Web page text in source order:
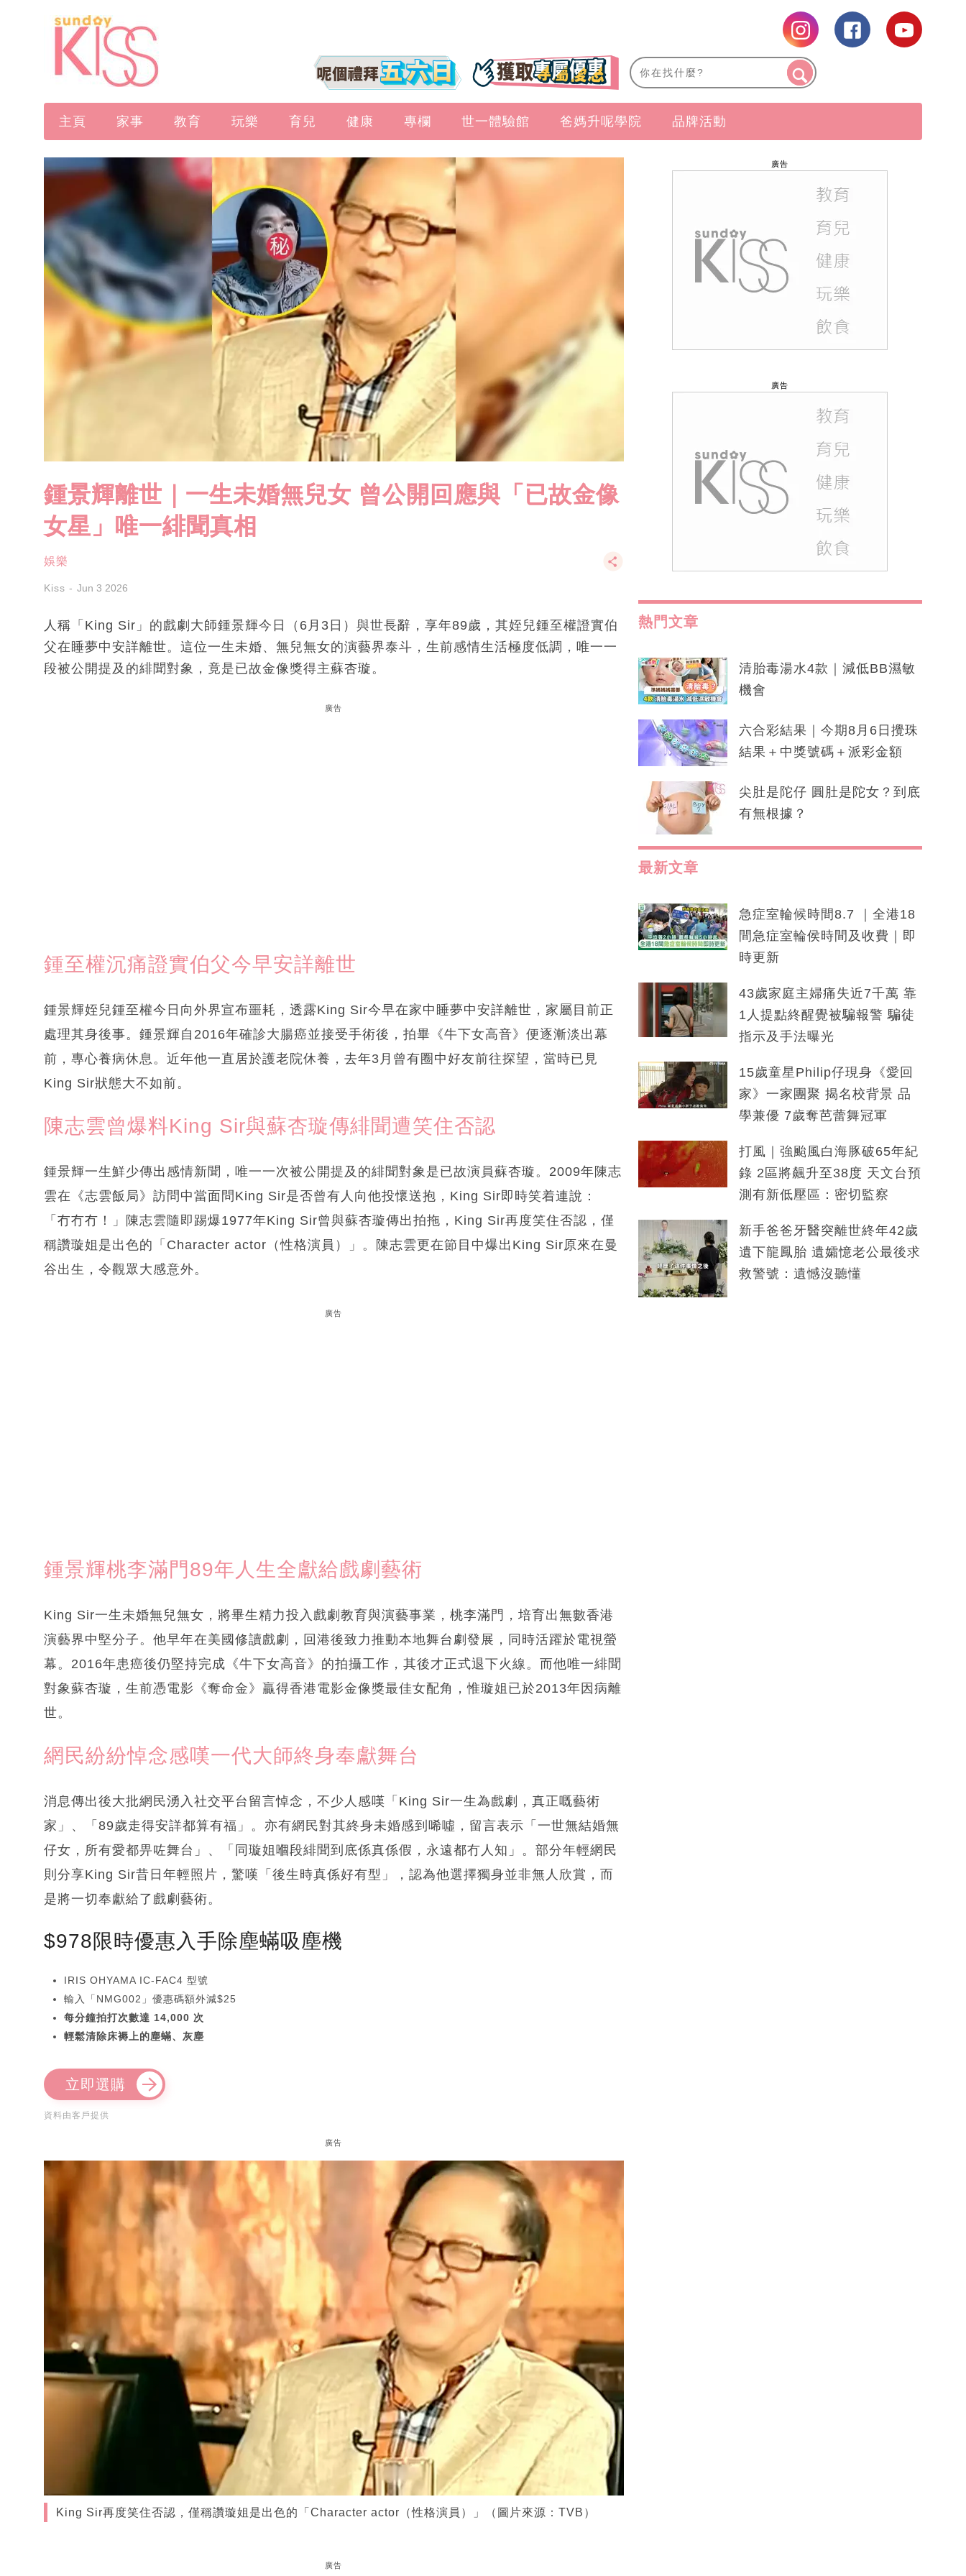
主頁 家事 教育 玩樂 育兒 健康 專欄 世一體驗館 爸媽升呢學院 品牌活動
鍾景輝離世｜一生未婚無兒女 曾公開回應與「已故金像
女星」唯一緋聞真相
娛樂
Kiss Jun 3 2026
人稱「King Sir」的戲劇大師鍾景輝今日（6月3日）與世長辭，享年89歲，其姪兒鍾至權證實伯
父在睡夢中安詳離世。這位一生未婚、無兒無女的演藝界泰斗，生前感情生活極度低調，唯一一
段被公開提及的緋聞對象，竟是已故金像獎得主蘇杏璇。
廣告
鍾至權沉痛證實伯父今早安詳離世
鍾景輝姪兒鍾至權今日向外界宣布噩耗，透露King Sir今早在家中睡夢中安詳離世，家屬目前正
處理其身後事。鍾景輝自2016年確診大腸癌並接受手術後，拍畢《牛下女高音》便逐漸淡出幕
前，專心養病休息。近年他一直居於護老院休養，去年3月曾有圈中好友前往探望，當時已見
King Sir狀態大不如前。
陳志雲曾爆料King Sir與蘇杏璇傳緋聞遭笑住否認
鍾景輝一生鮮少傳出感情新聞，唯一一次被公開提及的緋聞對象是已故演員蘇杏璇。2009年陳志
雲在《志雲飯局》訪問中當面問King Sir是否曾有人向他投懷送抱，King Sir即時笑着連說：
「冇冇冇！」陳志雲隨即踢爆1977年King Sir曾與蘇杏璇傳出拍拖，King Sir再度笑住否認，僅
稱讚璇姐是出色的「Character actor（性格演員）」。陳志雲更在節目中爆出King Sir原來在曼
谷出生，令觀眾大感意外。
廣告
鍾景輝桃李滿門89年人生全獻給戲劇藝術
King Sir一生未婚無兒無女，將畢生精力投入戲劇教育與演藝事業，桃李滿門，培育出無數香港
演藝界中堅分子。他早年在美國修讀戲劇，回港後致力推動本地舞台劇發展，同時活躍於電視螢
幕。2016年患癌後仍堅持完成《牛下女高音》的拍攝工作，其後才正式退下火線。而他唯一緋聞
對象蘇杏璇，生前憑電影《奪命金》贏得香港電影金像獎最佳女配角，惟璇姐已於2013年因病離
世。
網民紛紛悼念感嘆一代大師終身奉獻舞台
消息傳出後大批網民湧入社交平台留言悼念，不少人感嘆「King Sir一生為戲劇，真正嘅藝術
家」、「89歲走得安詳都算有福」。亦有網民對其終身未婚感到唏噓，留言表示「一世無結婚無
仔女，所有愛都畀咗舞台」、「同璇姐嗰段緋聞到底係真係假，永遠都冇人知」。部分年輕網民
則分享King Sir昔日年輕照片，驚嘆「後生時真係好有型」，認為他選擇獨身並非無人欣賞，而
是將一切奉獻給了戲劇藝術。
$978限時優惠入手除塵蟎吸塵機
IRIS OHYAMA IC-FAC4 型號
輸入「NMG002」優惠碼額外減$25
每分鐘拍打次數達 14,000 次
輕鬆清除床褥上的塵蟎、灰塵
立即選購
資料由客戶提供
廣告
King Sir再度笑住否認，僅稱讚璇姐是出色的「Character actor（性格演員）」（圖片來源：TVB）
廣告
廣告
廣告
熱門文章
清胎毒湯水4款｜減低BB濕敏
機會
六合彩結果｜今期8月6日攪珠
結果＋中獎號碼＋派彩金額
尖肚是陀仔 圓肚是陀女？到底
有無根據？
最新文章
急症室輪候時間8.7 ｜全港18
間急症室輪侯時間及收費｜即
時更新
43歲家庭主婦痛失近7千萬 靠
1人提點終醒覺被騙報警 騙徒
指示及手法曝光
15歲童星Philip仔現身《愛回
家》一家團聚 揭名校背景 品
學兼優 7歲奪芭蕾舞冠軍
打風｜強颱風白海豚破65年紀
錄 2區將飆升至38度 天文台預
測有新低壓區：密切監察
新手爸爸牙醫突離世終年42歲
遺下龍鳳胎 遺孀憶老公最後求
救警號：遺憾沒聽懂